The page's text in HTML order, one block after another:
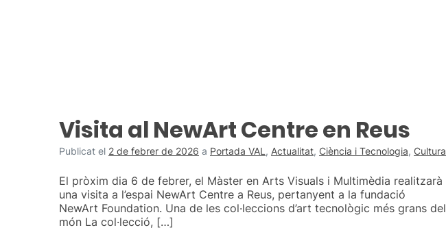
Visita al NewArt Centre en Reus
Publicat el 2 de febrer de 2026 a Portada VAL , Actualitat, Ciència i Tecnologia, Cultura
El pròxim dia 6 de febrer, el Màster en Arts Visuals i Multimèdia realitzarà
una visita a l’espai NewArt Centre a Reus, pertanyent a la fundació
NewArt Foundation. Una de les col·leccions d’art tecnològic més grans del
món La col·lecció, […]